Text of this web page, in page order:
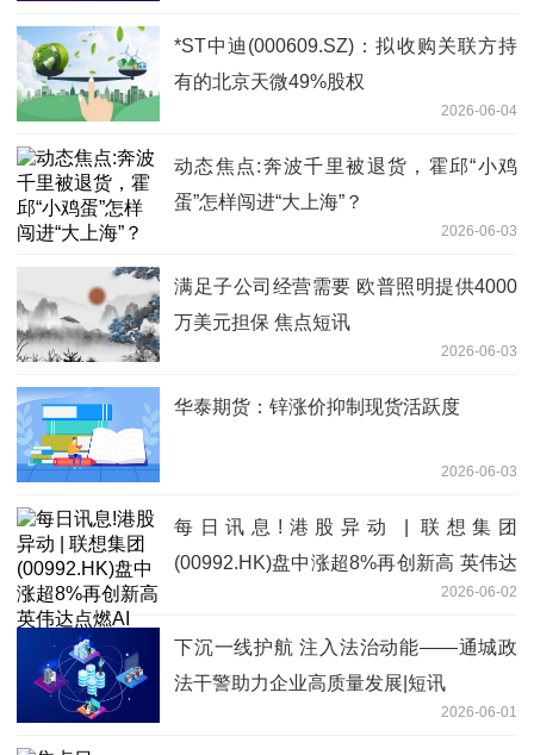
*ST中迪(000609.SZ)：拟收购关联方持
有的北京天微49%股权
2026-06-04
动态焦点:奔波千里被退货，霍邱“小鸡
蛋”怎样闯进“大上海”？
2026-06-03
满足子公司经营需要 欧普照明提供4000
万美元担保 焦点短讯
2026-06-03
华泰期货：锌涨价抑制现货活跃度
2026-06-03
每日讯息!港股异动 | 联想集团
(00992.HK)盘中涨超8%再创新高 英伟达
点燃AI PC 公司AI转型成果全面落地2026-06-02
下沉一线护航 注入法治动能——通城政
法干警助力企业高质量发展|短讯
2026-06-01